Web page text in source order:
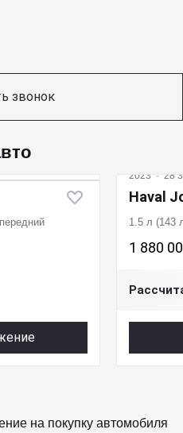
звонок
2023 · 28
Haval
1.5 л (143
1 880
на покупку автомобиля